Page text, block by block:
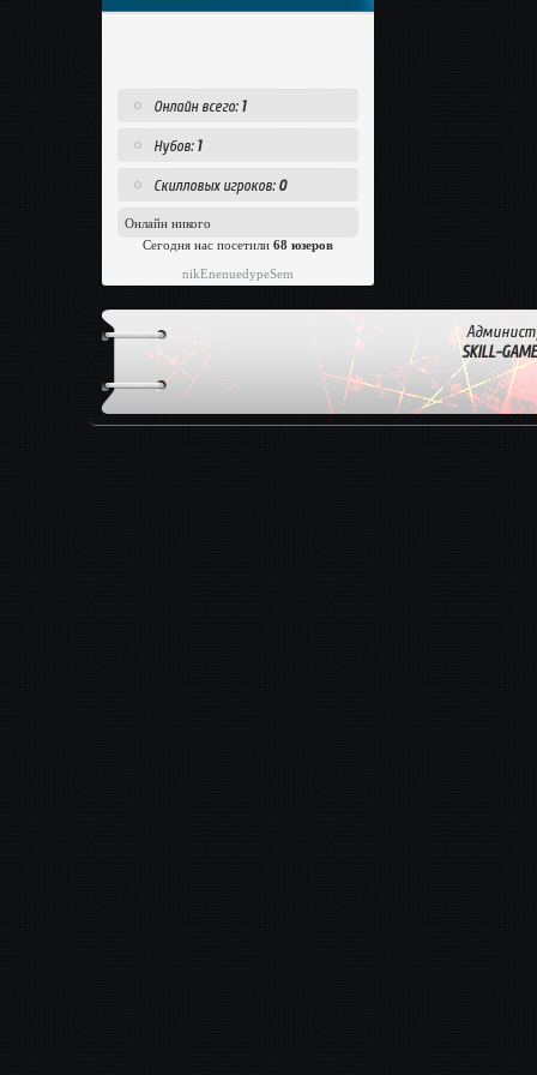
Онлайн всего:1
Нубов:1
Скилловых игроков:0
Онлайн никого
Сегодня нас посетили 68 юзеров
nikEnenuedypeSem
SKILL-